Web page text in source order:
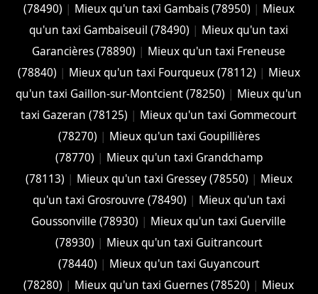
(78490) | Mieux qu'un taxi Gambais (78950) | Mieux
qu'un taxi Gambaiseuil (78490) | Mieux qu'un taxi
Garancières (78890) | Mieux qu'un taxi Freneuse
(78840) | Mieux qu'un taxi Fourqueux (78112) | Mieux
qu'un taxi Gaillon-sur-Montcient (78250) | Mieux qu'un
taxi Gazeran (78125) | Mieux qu'un taxi Gommecourt
(78270) | Mieux qu'un taxi Goupillières
(78770) | Mieux qu'un taxi Grandchamp
(78113) | Mieux qu'un taxi Gressey (78550) | Mieux
qu'un taxi Grosrouvre (78490) | Mieux qu'un taxi
Goussonville (78930) | Mieux qu'un taxi Guerville
(78930) | Mieux qu'un taxi Guitrancourt
(78440) | Mieux qu'un taxi Guyancourt
(78280) | Mieux qu'un taxi Guernes (78520) | Mieux